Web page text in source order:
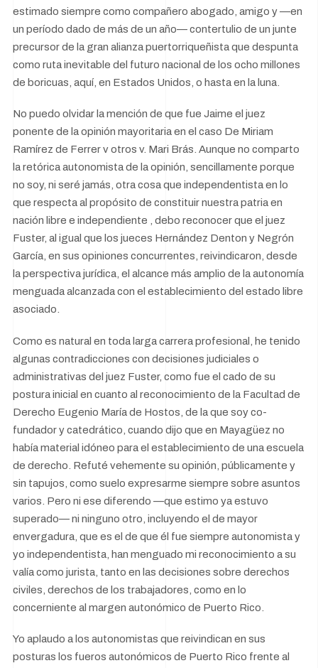
estimado siempre como compañero abogado, amigo y —en
un período dado de más de un año— contertulio de un junte
precursor de la gran alianza puertorriqueñista que despunta
como ruta inevitable del futuro nacional de los ocho millones
de boricuas, aquí, en Estados Unidos, o hasta en la luna.
No puedo olvidar la mención de que fue Jaime el juez
ponente de la opinión mayoritaria en el caso De Miriam
Ramírez de Ferrer v otros v. Mari Brás. Aunque no comparto
la retórica autonomista de la opinión, sencillamente porque
no soy, ni seré jamás, otra cosa que independentista en lo
que respecta al propósito de constituir nuestra patria en
nación libre e independiente , debo reconocer que el juez
Fuster, al igual que los jueces Hernández Denton y Negrón
García, en sus opiniones concurrentes, reivindicaron, desde
la perspectiva jurídica, el alcance más amplio de la autonomía
menguada alcanzada con el establecimiento del estado libre
asociado.
Como es natural en toda larga carrera profesional, he tenido
algunas contradicciones con decisiones judiciales o
administrativas del juez Fuster, como fue el cado de su
postura inicial en cuanto al reconocimiento de la Facultad de
Derecho Eugenio María de Hostos, de la que soy co-
fundador y catedrático, cuando dijo que en Mayagüez no
había material idóneo para el establecimiento de una escuela
de derecho. Refuté vehemente su opinión, públicamente y
sin tapujos, como suelo expresarme siempre sobre asuntos
varios. Pero ni ese diferendo —que estimo ya estuvo
superado— ni ninguno otro, incluyendo el de mayor
envergadura, que es el de que él fue siempre autonomista y
yo independentista, han menguado mi reconocimiento a su
valía como jurista, tanto en las decisiones sobre derechos
civiles, derechos de los trabajadores, como en lo
concerniente al margen autonómico de Puerto Rico.
Yo aplaudo a los autonomistas que reivindican en sus
posturas los fueros autonómicos de Puerto Rico frente al